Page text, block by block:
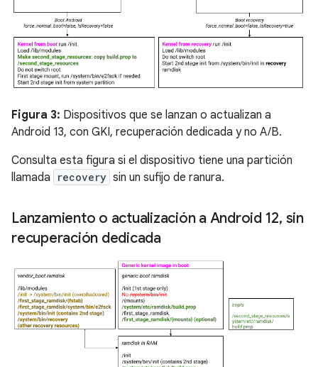
Figura 3: Dispositivos que se lanzan o actualizan a
Android 13, con GKI, recuperación dedicada y no A/B.
Consulta esta figura si el dispositivo tiene una partición
llamada
recovery sin un sufijo de ranura.
Lanzamiento o actualización a Android 12, sin
recuperación dedicada